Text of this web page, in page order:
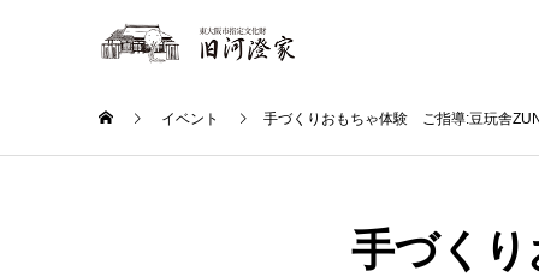
イベント 手づくりおもちゃ体験 ご指導:豆玩舎
手づく